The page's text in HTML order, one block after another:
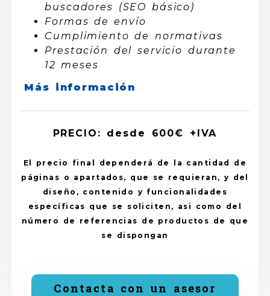
buscadores (SEO básico)
Formas de envío
Cumplimiento de normativas
Prestación del servicio durante
12 meses
Más información
PRECIO: desde 600€ +IVA
El precio final dependerá de la cantidad de
páginas o apartados, que se requieran, y del
diseño, contenido y funcionalidades
específicas que se soliciten, asi como del
número de referencias de productos de que
se dispongan
Contacta con un asesor